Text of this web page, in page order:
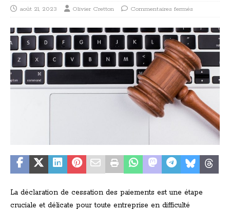
août 21, 2023 Olivier Cretton Commentaires fermés
La déclaration de cessation des paiements est une étape
cruciale et délicate pour toute entreprise en difficulté